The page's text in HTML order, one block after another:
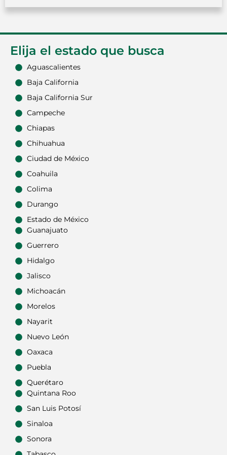
Elija el estado que busca
Aguascalientes
Baja California
Baja California Sur
Campeche
Chiapas
Chihuahua
Ciudad de México
Coahuila
Colima
Durango
Estado de México
Guanajuato
Guerrero
Hidalgo
Jalisco
Michoacán
Morelos
Nayarit
Nuevo León
Oaxaca
Puebla
Querétaro
Quintana Roo
San Luis Potosí
Sinaloa
Sonora